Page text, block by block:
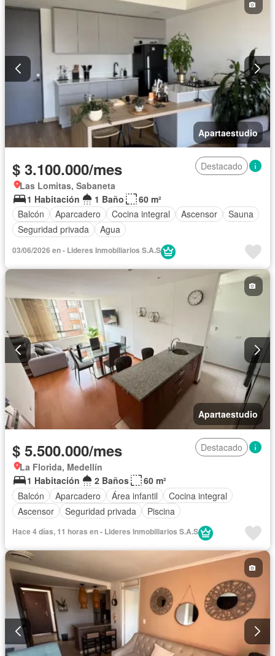
Apartaestudio
$ 3.100.000/mes
Destacado
Las Lomitas, Sabaneta
1 Habitación
1 Baño
60 m²
Balcón
Aparcadero Cocina integral Ascensor
Sauna
Seguridad privada
Agua
03/06/2026 en - Lideres Inmobiliarios S.A.S
Apartaestudio
$ 5.500.000/mes
Destacado
La Florida, Medellín
1 Habitación
2 Baños
60 m²
Balcón
Aparcadero Área infantil
Cocina integral
Ascensor
Seguridad privada Piscina
Hace 4 días, 11 horas en - Lideres Inmobiliarios S.A.S